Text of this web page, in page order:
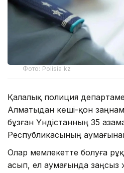
Фото: Polisia.kz
Қалалық полиция
Алматыдан көші-қон
бұзған Үндістанның 35
Республикасының
Олар мемлекетте болуға
асып, ел аумағында заңсыз